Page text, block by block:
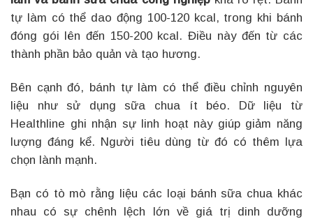
tự làm có thể dao động 100-120 kcal, trong khi bánh
đóng gói lên đến 150-200 kcal. Điều này đến từ các
thành phần bảo quản và tạo hương.
Bên cạnh đó, bánh tự làm có thể điều chỉnh nguyên
liệu như sử dụng sữa chua ít béo. Dữ liệu từ
Healthline ghi nhận sự linh hoạt này giúp giảm năng
lượng đáng kể. Người tiêu dùng từ đó có thêm lựa
chọn lành mạnh.
Bạn có tò mò rằng liệu các loại bánh sữa chua khác
nhau có sự chênh lệch lớn về giá trị dinh dưỡng